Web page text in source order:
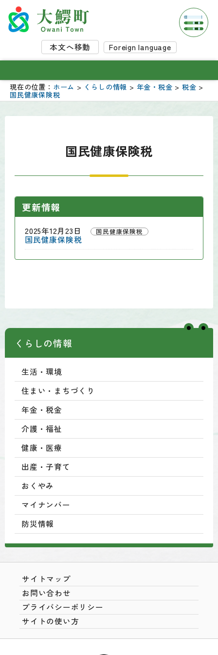
本文へ移動 Foreign language
現在の位置： ホーム > くらしの情報 > 年金・税金 > 税金 >
国民健康保険税
国民健康保険税
更新情報
2025年12月23日 国民健康保険税
国民健康保険税
くらしの情報
生活・環境
住まい・まちづくり
年金・税金
介護・福祉
健康・医療
出産・子育て
おくやみ
マイナンバー
防災情報
サイトマップ
お問い合わせ
プライバシーポリシー
サイトの使い方